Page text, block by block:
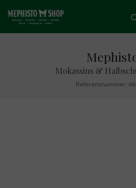
Mokassins &
Referenznummer: